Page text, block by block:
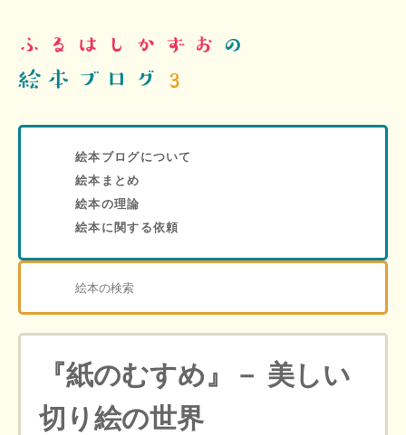
絵本ブログについて
絵本まとめ
絵本の理論
絵本に関する依頼
『紙のむすめ』－ 美しい
切り絵の世界